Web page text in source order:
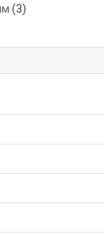
(3)